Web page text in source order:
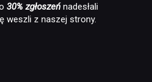
30% zgłoszeńnadesłali
weszli z naszej strony.